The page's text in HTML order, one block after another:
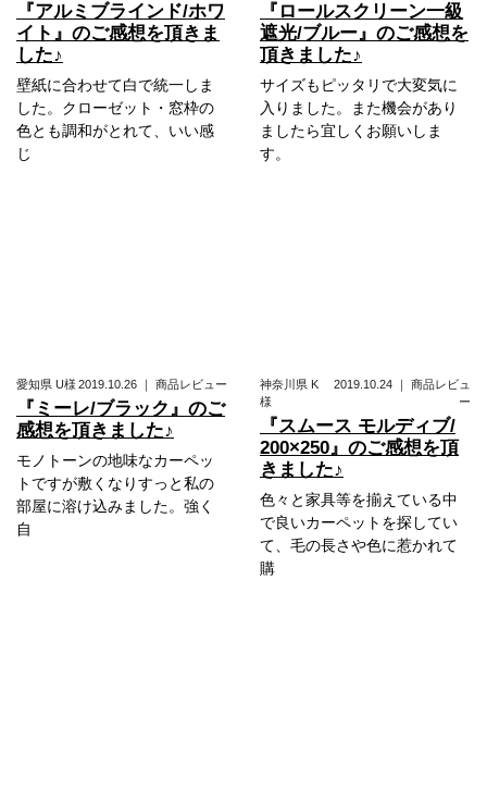
『アルミブラインド/ホワ
イト』のご感想を頂きま
した♪
壁紙に合わせて白で統一しま
した。クローゼット・窓枠の
色とも調和がとれて、いい感
じ
『ロールスクリーン一級
遮光/ブルー』のご感想を
頂きました♪
サイズもピッタリで大変気に
入りました。また機会があり
ましたら宜しくお願いしま
す。
愛知県 U様2019.10.26 ｜ 商品レビュー
『ミーレ/ブラック』のご
感想を頂きました♪
モノトーンの地味なカーペッ
トですが敷くなりすっと私の
部屋に溶け込みました。強く
自
神奈川県 K
様
2019.10.24 ｜ 商品レビュ
ー
『スムース モルディブ/
200×250』のご感想を頂
きました♪
色々と家具等を揃えている中
で良いカーペットを探してい
て、毛の長さや色に惹かれて
購